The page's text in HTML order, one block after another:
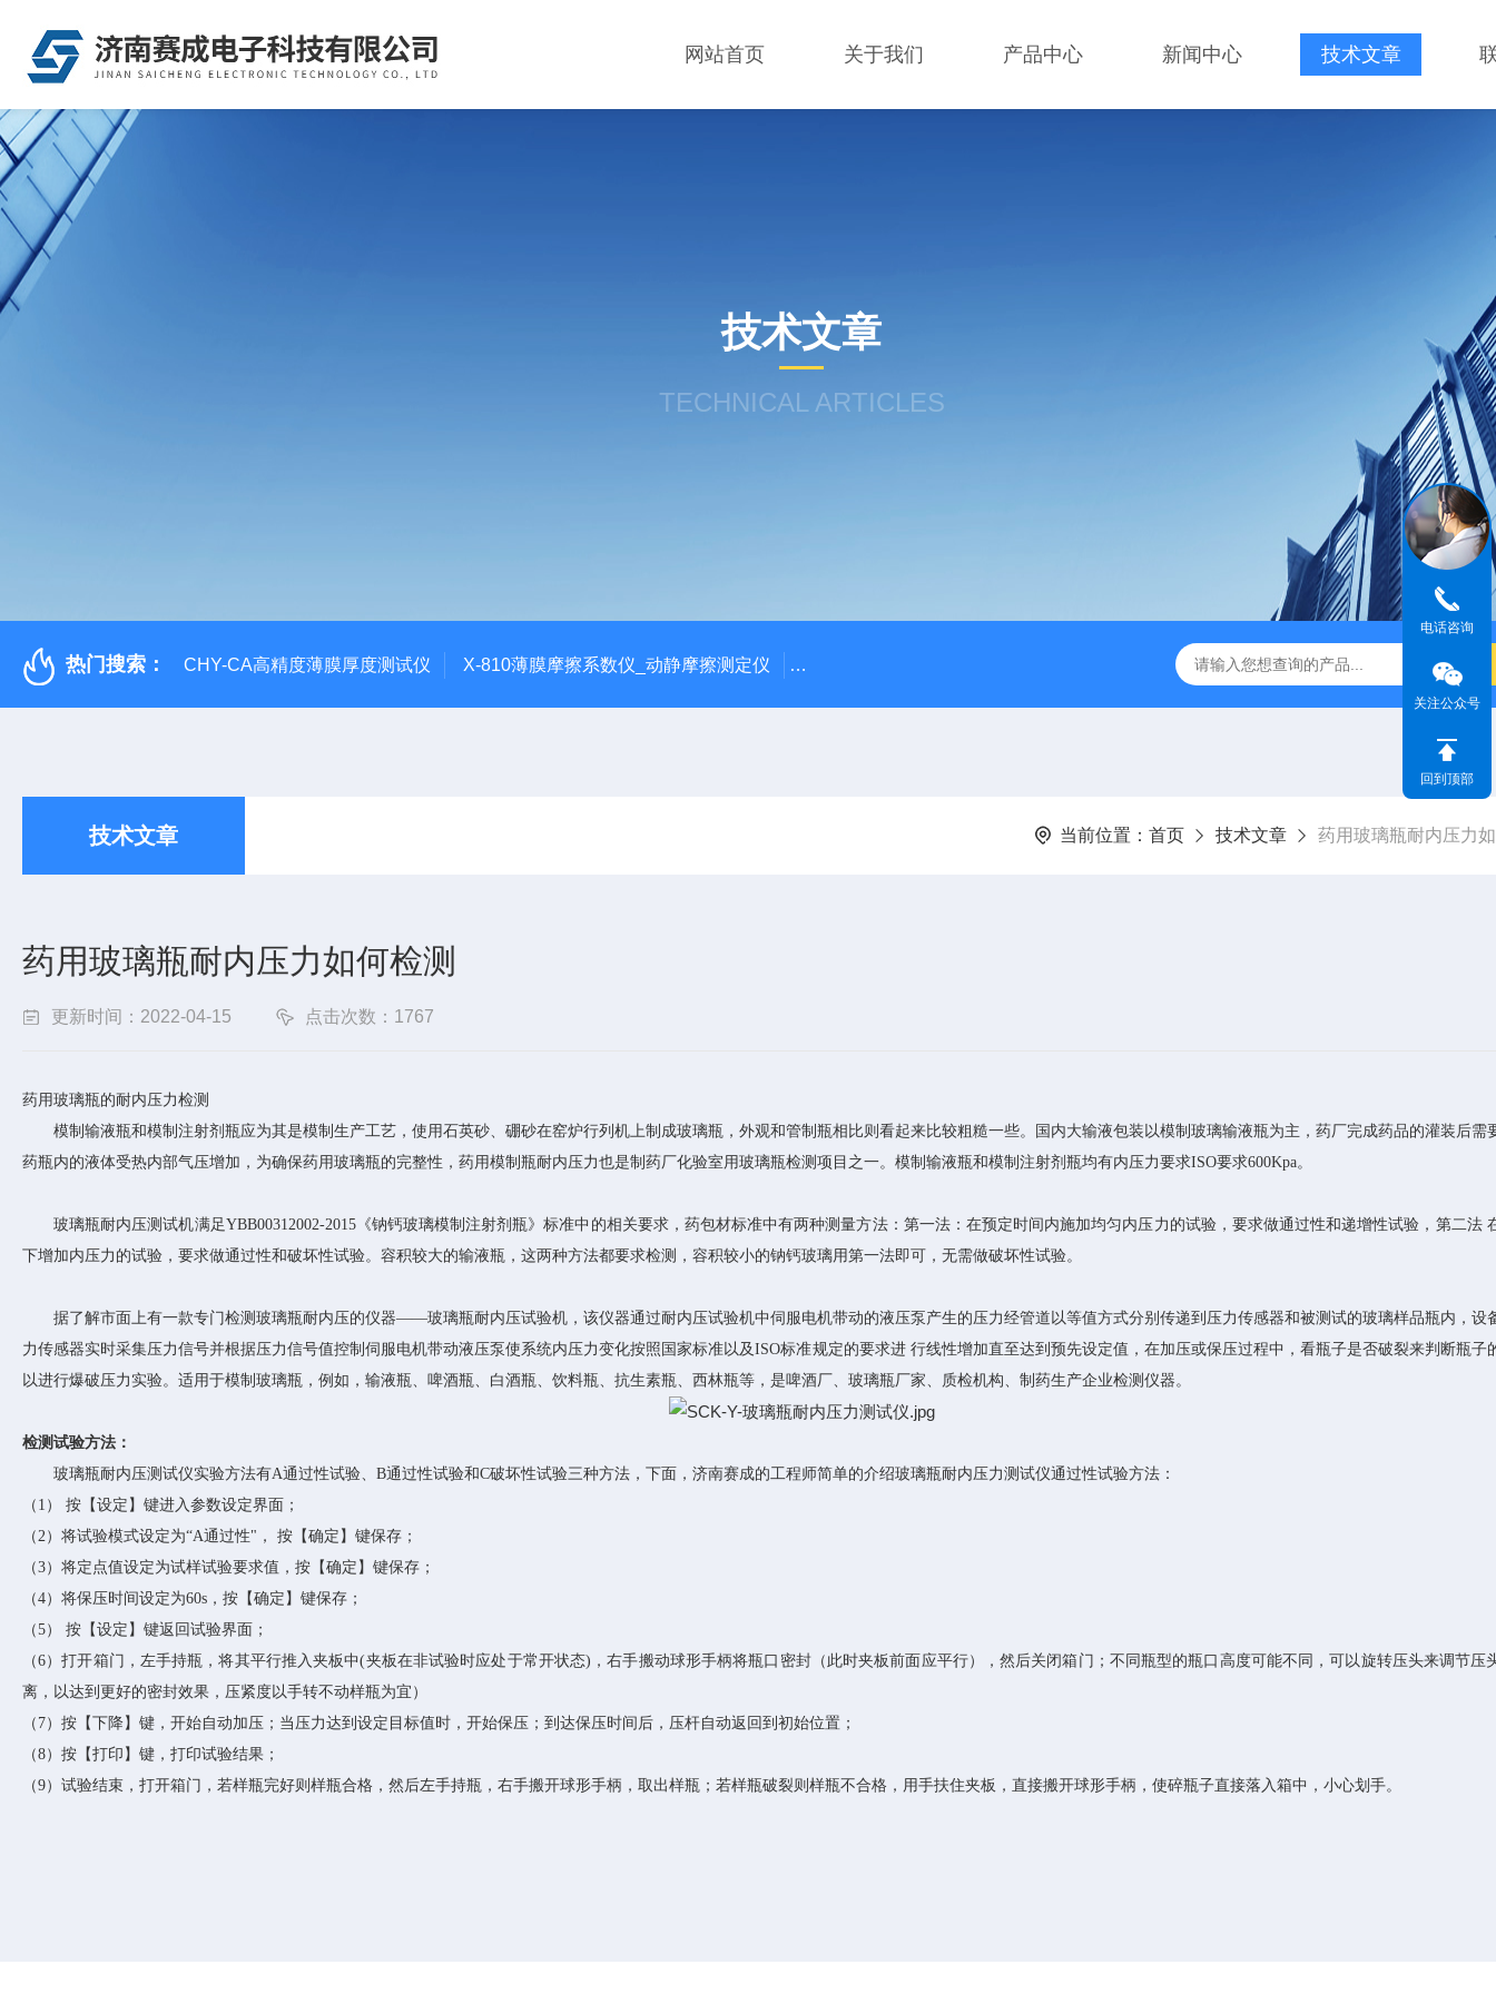
网站首页 关于我们 产品中心 新闻中心 技术文章
技术文章
TECHNICAL ARTICLES
热门搜索： CHY-CA高精度薄膜厚度测试仪 X-810薄膜摩擦系数仪_动静摩擦测定仪 SCK-H玻璃瓶耐热冲击检测仪 赛成仪器 密封测漏仪 密封检测设备 NJY-H5全自
技术文章 当前位置： 首页 技术文章 药用玻璃瓶耐内压力
药用玻璃瓶耐内压力如何检测
更新时间：2022-04-15 点击次数：1767
药用玻璃瓶的耐内压力检测
模制输液瓶和模制注射剂瓶应为其是模制生产工艺，使用石英砂、硼砂在窑炉行列机上制成玻璃瓶，外观和管制瓶相比则看起来比较粗糙一些。国内大输液包装以模制玻璃输液瓶为主，药厂完成药品的灌装后需
药瓶内的液体受热内部气压增加，为确保药用玻璃瓶的完整性，药用模制瓶耐内压力也是制药厂化验室用玻璃瓶检测项目之一。模制输液瓶和模制注射剂瓶均有内压力要求ISO要求600Kpa。
玻璃瓶耐内压测试机满足YBB00312002-2015《钠钙玻璃模制注射剂瓶》标准中的相关要求，药包材标准中有两种测量方法：第一法：在预定时间内施加均匀内压力的试验，要求做通过性和递增性试验，第二法
下增加内压力的试验，要求做通过性和破坏性试验。容积较大的输液瓶，这两种方法都要求检测，容积较小的钠钙玻璃用第一法即可，无需做破坏性试验。
据了解市面上有一款专门检测玻璃瓶耐内压的仪器——玻璃瓶耐内压试验机，该仪器通过耐内压试验机中伺服电机带动的液压泵产生的压力经管道以等值方式分别传递到压力传感器和被测试的玻璃样品瓶内，设
力传感器实时采集压力信号并根据压力信号值控制伺服电机带动液压泵使系统内压力变化按照国家标准以及ISO标准规定的要求进 行线性增加直至达到预先设定值，在加压或保压过程中，看瓶子是否破裂来判断瓶子
以进行爆破压力实验。适用于模制玻璃瓶，例如，输液瓶、啤酒瓶、白酒瓶、饮料瓶、抗生素瓶、西林瓶等，是啤酒厂、玻璃瓶厂家、质检机构、制药生产企业检测仪器。
检测试验方法：
玻璃瓶耐内压测试仪实验方法有A通过性试验、B通过性试验和C破坏性试验三种方法，下面， 济南赛成的工程师简单的介绍玻璃瓶耐内压力测试仪通过性试验方法：
（ 1） 按【设定】键进入参数设定界面；
（2）将试验模式设定为“A通过性"， 按【确定】键保存；
（3）将定点值设定为试样试验要求值，按【确定】键保存；
（4）将保压时间设定为60s，按【确定】键保存；
（5） 按【设定】键返回试验界面；
（6）打开箱门，左手持瓶，将其平行推入夹板中(夹板在非试验时应处于常开状态)，右手搬动球形手柄将瓶口密封（此时夹板前面应平行），然后关闭箱门；不同瓶型的瓶口高度可能不同，可以旋转压头来调节压
离，以达到更好的密封效果，压紧度以手转不动样瓶为宜）
（ 7）按【下降】键，开始自动加压；当压力达到设定目标值时，开始保压；到达保压时间后，压杆自动返回到初始位置；
（8）按【打印】键，打印试验结果；
（9）试验结束，打开箱门，若样瓶完好则样瓶合格，然后左手持瓶，右手搬开球形手柄，取出样瓶；若样瓶破裂则样瓶不合格，用手扶住夹板，直接搬开球形手柄，使碎瓶子直接落入箱中，小心划手。
电话咨询
关注公众号
回到顶部